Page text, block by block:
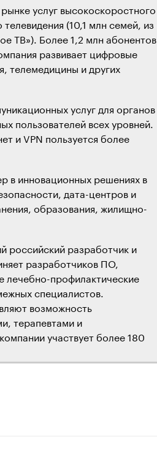
услуг высокоскоростного
(10,1 млн семей, из
ТВ»). Более 1,2 млн абонентов
развивает цифровые
телемедицины и других
услуг для органов
пользователей всех уровней.
и VPN пользуется более
в инновационных решениях в
дата-центров и
образования, жилищно-
российский разработчик и
разработчиков ПО,
лечебно-профилактические
специалистов.
возможность
терапевтами и
участвует более 180